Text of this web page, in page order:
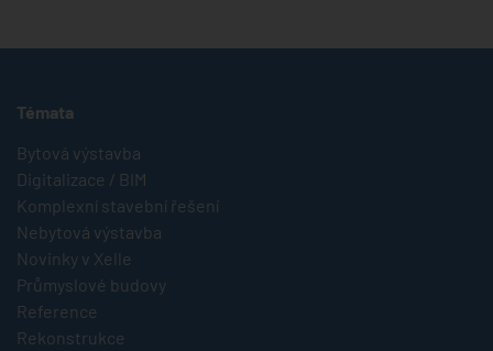
Témata
Bytová výstavba
Digitalizace / BIM
Komplexní stavební řešení
Nebytová výstavba
Novinky v Xelle
Průmyslové budovy
Reference
Rekonstrukce